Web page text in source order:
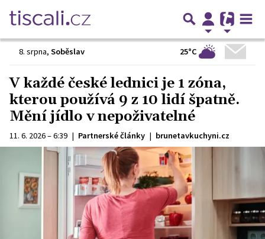
8. srpna, Soběslav 25°C
V každé české lednici je 1 zóna,
kterou používá 9 z 10 lidí špatně.
Mění jídlo v nepoživatelné
11. 6. 2026 – 6:39 | Partnerské články | brunetavkuchyni.cz